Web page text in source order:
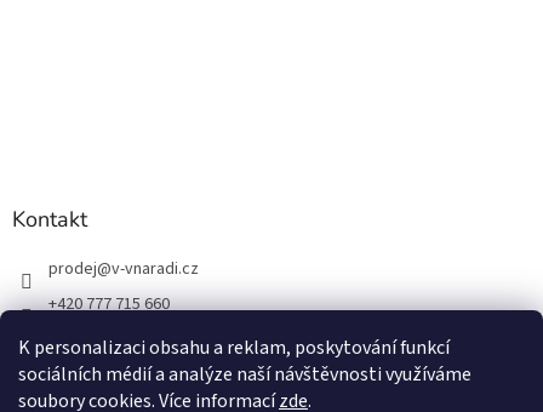
K personalizaci obsahu a reklam, poskytování funkcí
sociálních médií a analýze naší návštěvnosti využíváme
soubory cookies. Více informacízde.
Kontakt
prodej@v-vnaradi.cz
+420 777 715 660